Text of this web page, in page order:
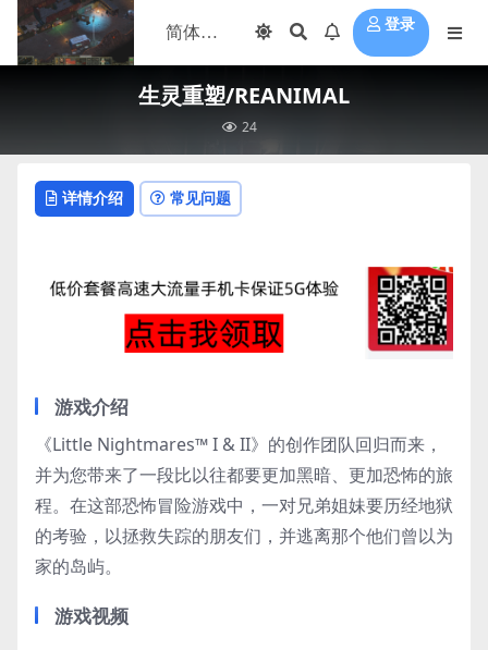
登录
生灵重塑/REANIMAL
24
详情介绍 常见问题
游戏介绍
《Little Nightmares™ I & II》的创作团队回归而来，
并为您带来了一段比以往都要更加黑暗、更加恐怖的旅
程。在这部恐怖冒险游戏中，一对兄弟姐妹要历经地狱
的考验，以拯救失踪的朋友们，并逃离那个他们曾以为
家的岛屿。
游戏视频